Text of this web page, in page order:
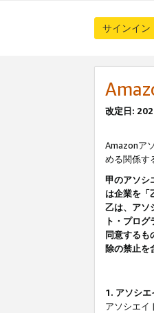
サインイン
改定日:
Amazonア
める関係す
甲のアソシ
は企業を「
乙は、アソ
ト・プロ
同意するも
除の禁止を
1. アソシエ
アソシエイ